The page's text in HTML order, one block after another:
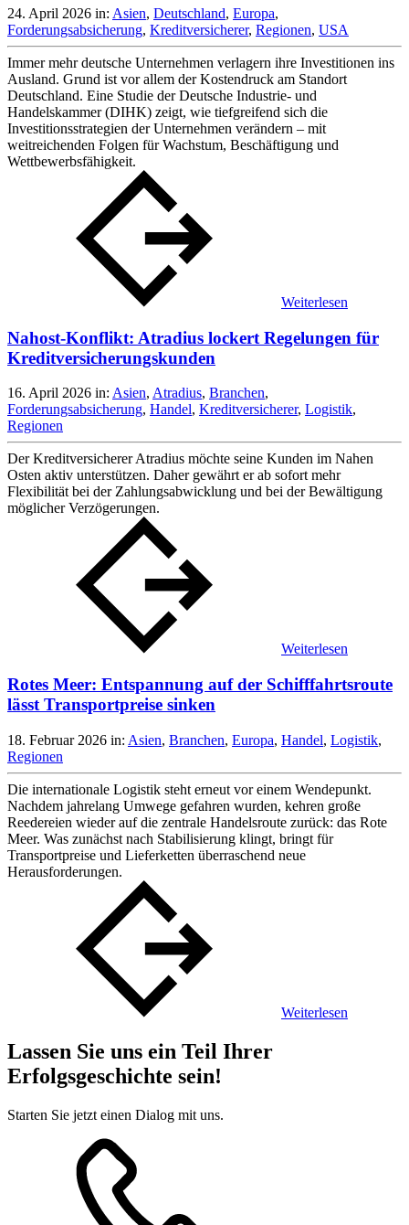
24. April 2026 in: Asien, Deutschland, Europa,
Forderungsabsicherung, Kreditversicherer, Regionen, USA
Immer mehr deutsche Unternehmen verlagern ihre Investitionen ins
Ausland. Grund ist vor allem der Kostendruck am Standort
Deutschland. Eine Studie der Deutsche Industrie- und
Handelskammer (DIHK) zeigt, wie tiefgreifend sich die
Investitionsstrategien der Unternehmen verändern – mit
weitreichenden Folgen für Wachstum, Beschäftigung und
Wettbewerbsfähigkeit.
Weiterlesen
Nahost-Konflikt: Atradius lockert Regelungen für
Kreditversicherungskunden
16. April 2026 in: Asien, Atradius, Branchen,
Forderungsabsicherung, Handel, Kreditversicherer, Logistik,
Regionen
Der Kreditversicherer Atradius möchte seine Kunden im Nahen
Osten aktiv unterstützen. Daher gewährt er ab sofort mehr
Flexibilität bei der Zahlungsabwicklung und bei der Bewältigung
möglicher Verzögerungen.
Weiterlesen
Rotes Meer: Entspannung auf der Schifffahrtsroute
lässt Transportpreise sinken
18. Februar 2026 in: Asien, Branchen, Europa, Handel, Logistik,
Regionen
Die internationale Logistik steht erneut vor einem Wendepunkt.
Nachdem jahrelang Umwege gefahren wurden, kehren große
Reedereien wieder auf die zentrale Handelsroute zurück: das Rote
Meer. Was zunächst nach Stabilisierung klingt, bringt für
Transportpreise und Lieferketten überraschend neue
Herausforderungen.
Weiterlesen
Lassen Sie uns ein Teil Ihrer
Erfolgsgeschichte sein!
Starten Sie jetzt einen Dialog mit uns.